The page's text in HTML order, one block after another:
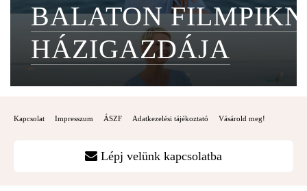
BALATON
HÁZIGAZDÁJA
Kapcsolat Impresszum ÁSZF Adatkezelési tájékoztató Vásárold meg!
Lépj velünk kapcsolatba